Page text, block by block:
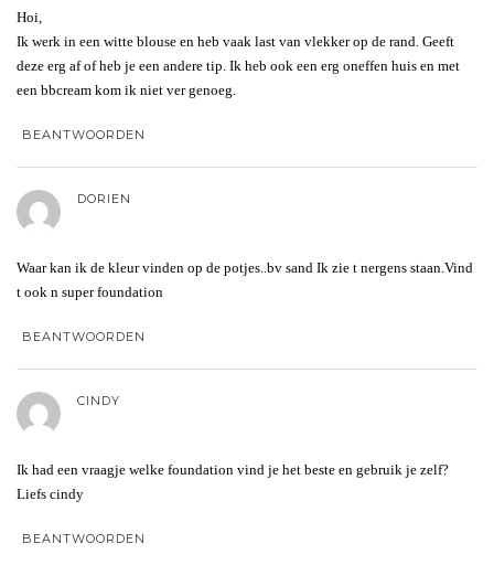
Hoi,
Ik werk in een witte blouse en heb vaak last van vlekker op de rand. Geeft
deze erg af of heb je een andere tip. Ik heb ook een erg oneffen huis en met
een bbcream kom ik niet ver genoeg.
BEANTWOORDEN
DORIEN
Waar kan ik de kleur vinden op de potjes..bv sand Ik zie t nergens staan.Vind
t ook n super foundation
BEANTWOORDEN
CINDY
Ik had een vraagje welke foundation vind je het beste en gebruik je zelf?
Liefs cindy
BEANTWOORDEN